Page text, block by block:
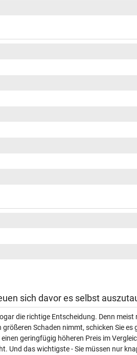
sich davor es selbst
die richtige Entscheidung. Denn
Schaden nimmt, schicken Sie es
geringfügig höheren Preis im
Und das wichtigste - Sie müssen nur